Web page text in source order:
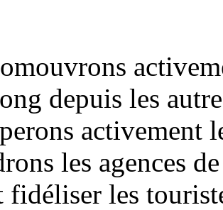
depuis les
activement
les agences
fidéliser les